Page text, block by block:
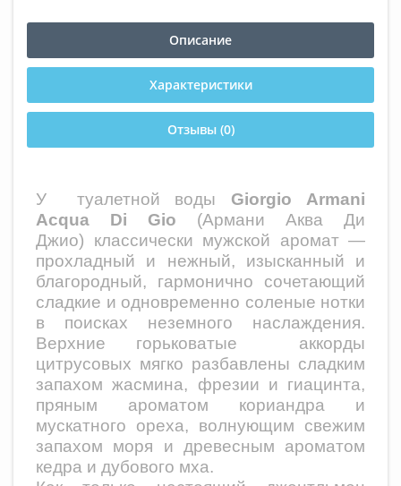
Описание
Характеристики
Отзывы (0)
У туалетной воды Giorgio Armani
Acqua Di Gio (Армани Аква Ди
Джио) классически мужской аромат —
прохладный и нежный, изысканный и
благородный, гармонично сочетающий
сладкие и одновременно соленые нотки
в поисках неземного наслаждения.
Верхние горьковатые аккорды
цитрусовых мягко разбавлены сладким
запахом жасмина, фрезии и гиацинта,
пряным ароматом кориандра и
мускатного ореха, волнующим свежим
запахом моря и древесным ароматом
кедра и дубового мха.